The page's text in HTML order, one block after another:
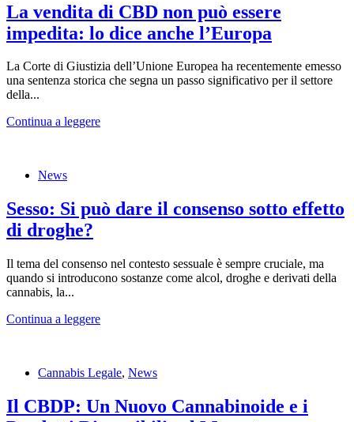
La vendita di CBD non può essere
impedita: lo dice anche l’Europa
La Corte di Giustizia dell’Unione Europea ha recentemente emesso
una sentenza storica che segna un passo significativo per il settore
della...
Continua a leggere
News
Sesso: Si può dare il consenso sotto effetto
di droghe?
Il tema del consenso nel contesto sessuale è sempre cruciale, ma
quando si introducono sostanze come alcol, droghe e derivati della
cannabis, la...
Continua a leggere
Cannabis Legale, News
Il CBDP: Un Nuovo Cannabinoide e i